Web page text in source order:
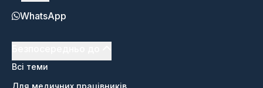
WhatsApp
Всі теми
Для медичних працівників